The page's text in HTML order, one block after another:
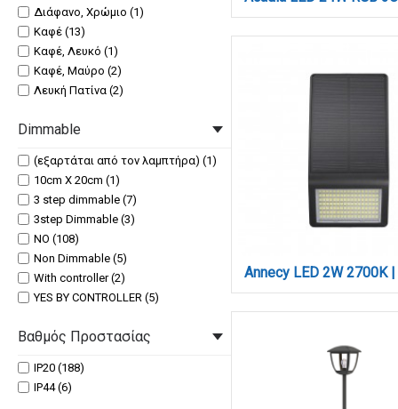
Μέταλλο, Υφασμάτινο Καπέλο (4)
Μέταλλο, Υφασμάτινο Καπέλο, Ξύλο
(1)
Μέταλλο. Οπαλίνα (1)
Πλαστικό (1)
Ρατάν, Μέταλλο (1)
Σχοινί, Ξύλο (3)
Σχοινί, Υφασμάτινο Καπέλο,
Μέταλλο (4)
Διάφανο, Χρώμιο (1)
Καφέ (13)
Καφέ, Λευκό (1)
Καφέ, Μαύρο (2)
Λευκή Πατίνα (2)
Λευκό, Καφέ (2)
Μαύρο, (1)
Μαύρο, Καφέ (1)
Μαύρο, Λευκό (19)
Μαύρο, Χρυσαφί (1)
Μπεζ (2)
Μπεζ Πατίνα (6)
Νίκελ Ματ (5)
Νίκελ Ματ, Λευκό (1)
Οξυντέ, Λευκό (1)
Πολύχρωμο (2)
Χρυσαφί (9)
Dimmable
(εξαρτάται από τον λαμπτήρα) (1)
10cm X 20cm (1)
3 step dimmable (7)
3step Dimmable (3)
NO (108)
Non Dimmable (5)
With controller (2)
YES BY CONTROLLER (5)
Yes (3 step) (3)
Yes by controller (& step dimmable)
(1)
Βαθμός Προστασίας
IP20 (188)
IP44 (6)